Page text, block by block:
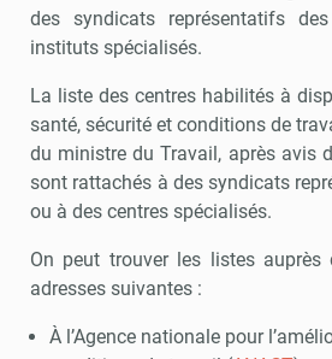
des syndicats représentatifs
instituts spécialisés.
La liste des centres habilités à
santé, sécurité et conditions de
du ministre du Travail, après avis
sont rattachés à des syndicats
ou à des centres spécialisés.
On peut trouver les listes auprès
adresses suivantes :
À l’Agence nationale pour